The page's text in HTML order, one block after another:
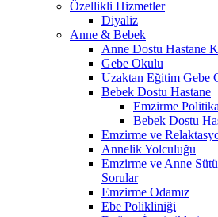
Özellikli Hizmetler
Diyaliz
Anne & Bebek
Anne Dostu Hastane
Gebe Okulu
Uzaktan Eğitim Gebe
Bebek Dostu Hastane
Emzirme
Bebek Dostu
Emzirme ve
Annelik Yolculuğu
Emzirme ve Anne
Sorular
Emzirme Odamız
Ebe Polikliniği